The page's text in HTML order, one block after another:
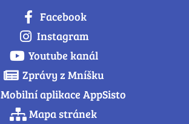
Facebook
Instagram
Youtube kanál
Zprávy z Mníšku
Mobilní aplikace AppSisto
Mapa stránek